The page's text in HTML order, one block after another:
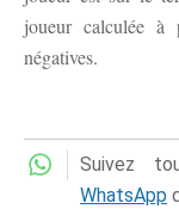
joueur calculée à
négatives.
Suivez
WhatsApp